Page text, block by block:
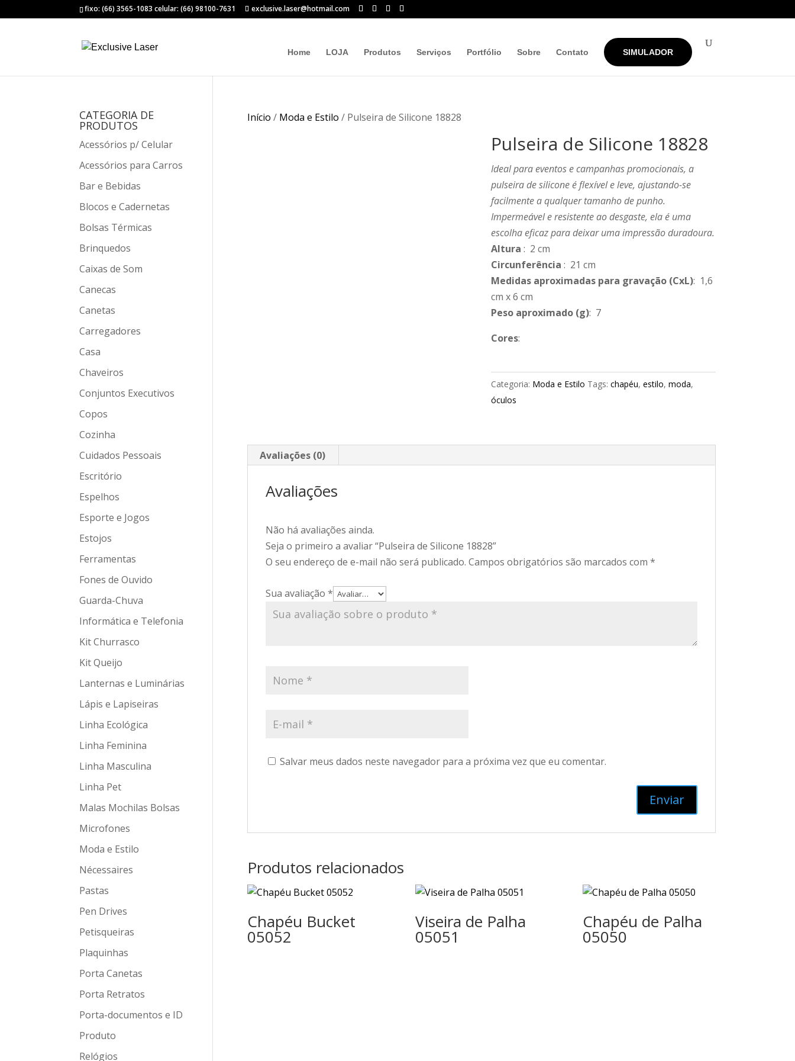
fixo: (66) 3565-1083 celular: (66) 98100-7631 exclusive.laser@hotmail.com
Home LOJA Produtos Serviços Portfólio Sobre Contato SIMULADOR
Início / Moda e Estilo / Pulseira de Silicone 18828
Pulseira de Silicone 18828
Ideal para eventos e campanhas promocionais, a
pulseira de silicone é flexível e leve, ajustando-se
facilmente a qualquer tamanho de punho.
Impermeável e resistente ao desgaste, ela é uma
escolha eficaz para deixar uma impressão duradoura.
Altura : 2 cm
Circunferência : 21 cm
Medidas aproximadas para gravação(CxL): 1,6
cm x 6 cm
Peso aproximado(g): 7
Cores:
Categoria: Moda e Estilo Tags: chapéu, estilo, moda,
óculos
Avaliações (0)
Avaliações
Não há avaliações ainda.
Seja o primeiro a avaliar “Pulseira de Silicone 18828”
O seu endereço de e-mail não será publicado. Campos obrigatórios são marcados com *
Sua avaliação *
Salvar meus dados neste navegador para a próxima vez que eu comentar.
Produtos relacionados
Chapéu Bucket
05052
Viseira de Palha
05051
Chapéu de Palha
05050
CATEGORIA DE
PRODUTOS
Acessórios p/ Celular
Acessórios para Carros
Bar e Bebidas
Blocos e Cadernetas
Bolsas Térmicas
Brinquedos
Caixas de Som
Canecas
Canetas
Carregadores
Casa
Chaveiros
Conjuntos Executivos
Copos
Cozinha
Cuidados Pessoais
Escritório
Espelhos
Esporte e Jogos
Estojos
Ferramentas
Fones de Ouvido
Guarda-Chuva
Informática e Telefonia
Kit Churrasco
Kit Queijo
Lanternas e Luminárias
Lápis e Lapiseiras
Linha Ecológica
Linha Feminina
Linha Masculina
Linha Pet
Malas Mochilas Bolsas
Microfones
Moda e Estilo
Nécessaires
Pastas
Pen Drives
Petisqueiras
Plaquinhas
Porta Canetas
Porta Retratos
Porta-documentos e ID
Produto
Relógios